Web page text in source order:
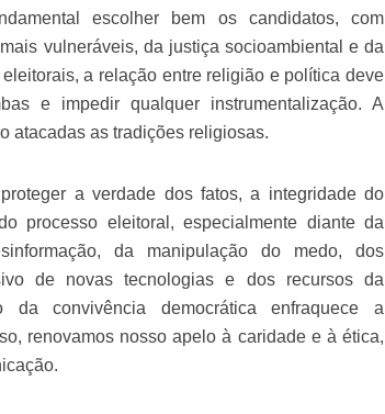
escolher bem os candidatos, com
vulneráveis, da justiça socioambiental e da
a relação entre religião e política deve
e impedir qualquer instrumentalização. A
atacadas as tradições religiosas.
a verdade dos fatos, a integridade do
processo eleitoral, especialmente diante da
da manipulação do medo, dos
de novas tecnologias e dos recursos da
da convivência democrática enfraquece a
renovamos nosso apelo à caridade e à ética,